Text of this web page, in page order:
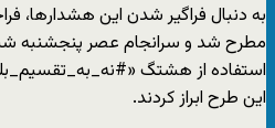
به دنبال فراگیر شدن این هشدارها،
استفاده از هشتگ
این طرح ابراز کردند.